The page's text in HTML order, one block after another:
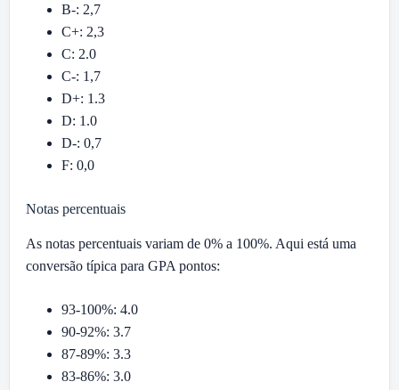
B-: 2,7
C+: 2,3
C: 2.0
C-: 1,7
D+: 1.3
D: 1.0
D-: 0,7
F: 0,0
Notas percentuais
As notas percentuais variam de 0% a 100%. Aqui está uma
conversão típica para GPA pontos:
93-100%: 4.0
90-92%: 3.7
87-89%: 3.3
83-86%: 3.0